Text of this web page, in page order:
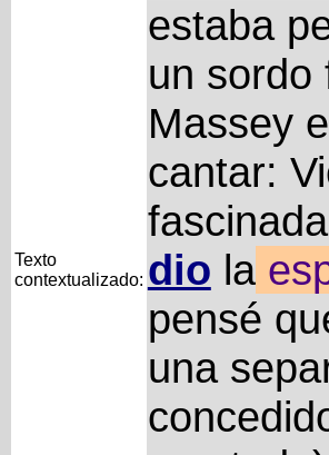
Texto
contextualizado:
estaba
un sordo
Massey
cantar:
dio la
pensé
una